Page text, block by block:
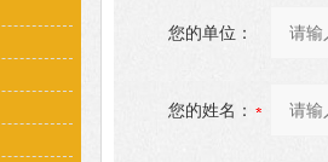
您的单位：
您的姓名：